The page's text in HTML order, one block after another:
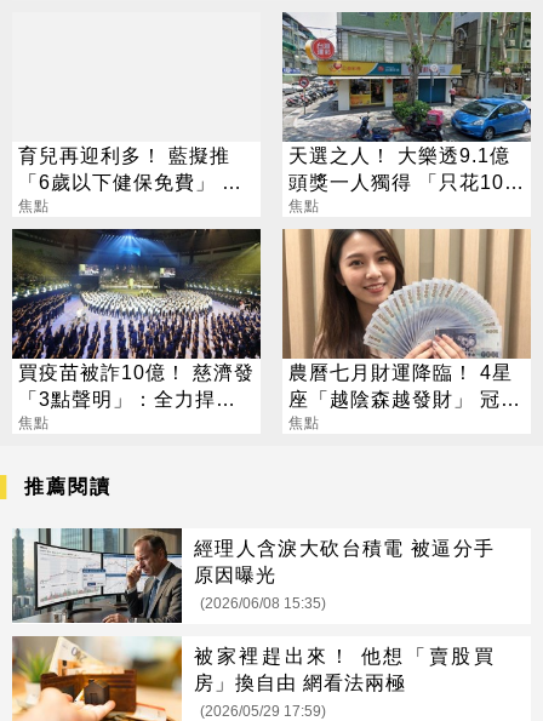
育兒再迎利多！ 藍擬推
「6歲以下健保免費」 每
年減輕近萬元負擔
焦點
天選之人！ 大樂透9.1億
頭獎一人獨得 「只花100
元」買法曝光
焦點
買疫苗被詐10億！ 慈濟發
「3點聲明」：全力捍衛
捐款人權益
焦點
農曆七月財運降臨！ 4星
座「越陰森越發財」 冠軍
賺到翻
焦點
推薦閱讀
經理人含淚大砍台積電 被逼分手
原因曝光
(2026/06/08 15:35)
被家裡趕出來！ 他想「賣股買
房」換自由 網看法兩極
(2026/05/29 17:59)